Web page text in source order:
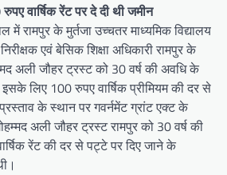
वार्षिक रेंट पर दे दी थी जमीन
रामपुर के मुर्तजा उच्चतर माध्यमिक विद्यालय
एवं बेसिक शिक्षा अधिकारी रामपुर के
अली जौहर ट्रस्ट को 30 वर्ष की अवधि के
लिए 100 रुपए वार्षिक प्रीमियम की दर से
के स्थान पर गवर्नमेंट ग्रांट एक्ट के
अली जौहर ट्रस्ट रामपुर को 30 वर्ष की
रेंट की दर से पट्टे पर दिए जाने के